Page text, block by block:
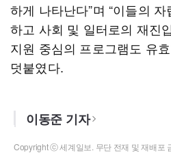
하게 나타난다”며 “이들의
하고 사회 및 일터로의 재진
지원 중심의 프로그램도 유
덧붙였다.
이동준 기자
Copyright ⓒ 세계일보. 무단 전재 및 재배포